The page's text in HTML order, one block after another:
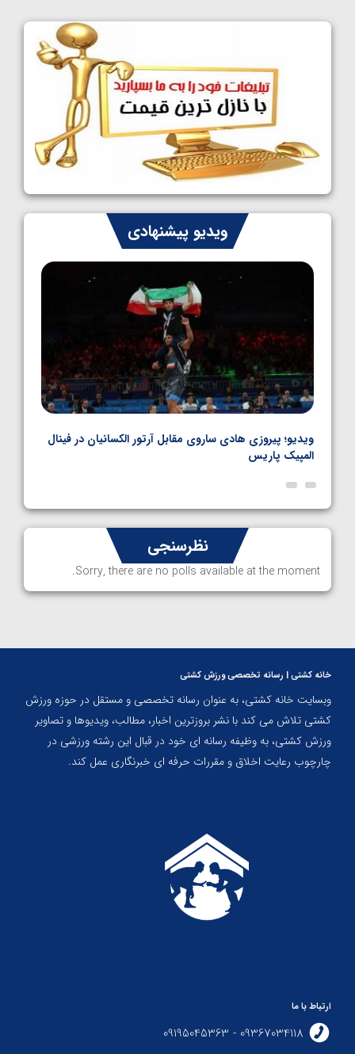
کشتی آزاد نوجوانان جهان؛ رقبای نمایندگان
ایران مشخص شدند
1405/05/08
کشتی فرنگی نوجوانان جهان؛ سکوی تیمی
سوم برای ایران
1405/05/07
ایران چشم به راه چهار مدال در پنج وزن دوم
کشتی فرنگی نوجوانان جهان
1405/05/06
ویدیو پیشنهادی
ویدیو؛ پیروزی هادی ساروی مقابل آرتور الکسانیان در فینال
المپیک پاریس
نظرسنجی
Sorry, there are no polls available at the moment.
خانه کشتی | رسانه تخصصی ورزش کشتی
وبسایت خانه کشتی، به عنوان رسانه تخصصی و مستقل در حوزه ورزش
کشتی تلاش می کند با نشر بروزترین اخبار، مطالب، ویدیوها و تصاویر
ورزش کشتی، به وظیفه رسانه ای خود در قبال این رشته ورزشی در
چارچوب رعایت اخلاق و مقررات حرفه ای خبرنگاری عمل کند.
ارتباط با ما
09367034118 - 09195045363